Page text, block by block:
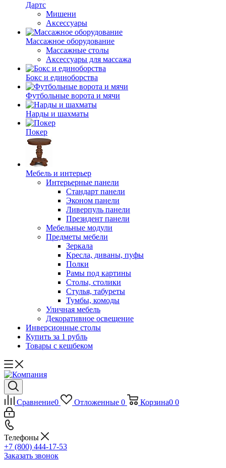
Дартс
Мишени
Аксессуары
Массажное оборудование
Массажные столы
Аксессуары для массажа
Бокс и единоборства
Футбольные ворота и мячи
Нарды и шахматы
Покер
Мебель и интерьер
Интерьерные панели
Стандарт панели
Эконом панели
Ливерпуль панели
Президент панели
Мебельные модули
Предметы мебели
Зеркала
Кресла, диваны, пуфы
Полки
Рамы под картины
Столы, столики
Стулья, табуреты
Тумбы, комоды
Уличная мебель
Декоративное освещение
Инверсионные столы
Купить за 1 рубль
Товары с кешбеком
Сравнение0 Отложенные 0 Корзина0 0
Телефоны
+7 (800) 444-17-53
Заказать звонок